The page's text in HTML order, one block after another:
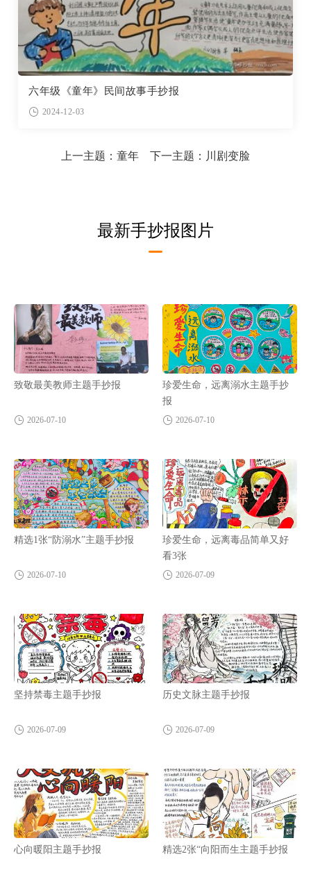
六年级《童年》民间故事手抄报
2024-12-03
上一主题： 童年 下一主题： 川剧变脸
最新手抄报图片
致敬最美教师主题手抄报
2026-07-10
珍爱生命，远离溺水主题手抄
报
2026-07-10
精选1张“防溺水”主题手抄报
2026-07-10
珍爱生命，远离毒品简单又好
看3张
2026-07-09
坚持禁毒主题手抄报
2026-07-09
历史文脉主题手抄报
2026-07-09
心向暖阳主题手抄报 精选2张“向阳而生主题手抄报